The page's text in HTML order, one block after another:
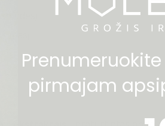
pirmajam